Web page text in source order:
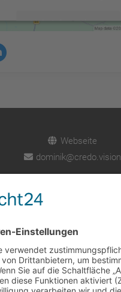
Mehr Informationen
Profile
Webseite
dominik@credo.vision
Cookie-Einstellungen